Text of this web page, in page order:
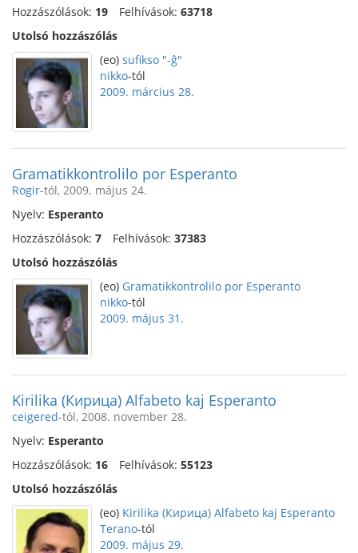
Hozzászólások: 19 Felhívások: 63718
Utolsó hozzászólás
(eo) sufikso "-ĝ"
nikko-tól
2009. március 28.
Gramatikkontrolilo por Esperanto
Rogir-tól, 2009. május 24.
Nyelv: Esperanto
Hozzászólások: 7 Felhívások: 37383
Utolsó hozzászólás
(eo) Gramatikkontrolilo por Esperanto
nikko-tól
2009. május 31.
Kirilika (Кирица) Alfabeto kaj Esperanto
ceigered-tól, 2008. november 28.
Nyelv: Esperanto
Hozzászólások: 16 Felhívások: 55123
Utolsó hozzászólás
(eo) Kirilika (Кирица) Alfabeto kaj Esperanto
Terano-tól
2009. május 29.